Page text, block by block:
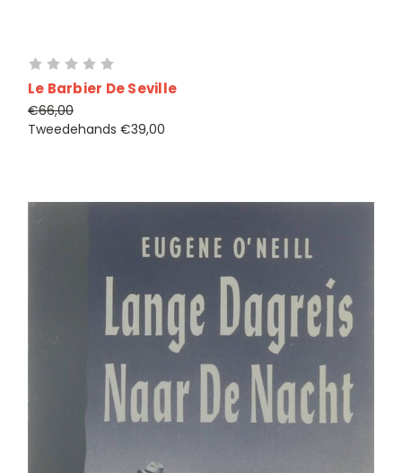
Le Barbier De Seville
€66,00
Tweedehands €39,00